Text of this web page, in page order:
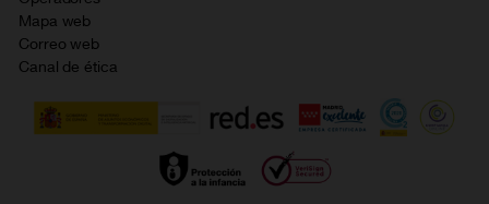
Política de cookies
Política de privacidad
Gestionar UTIQ
Mapa web
Correo web
Canal de ética